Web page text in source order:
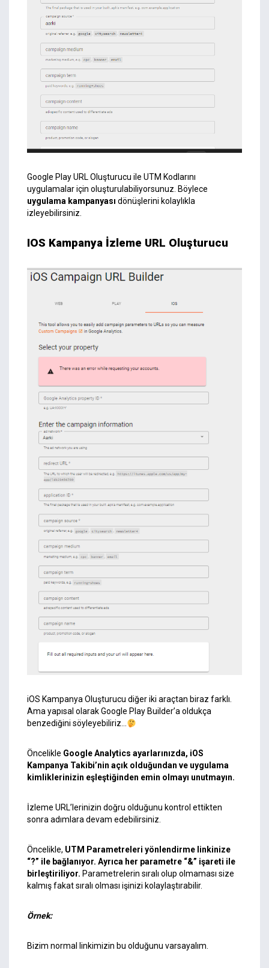
Google Play URL Oluşturucu ile UTM Kodlarını
uygulamalar için oluşturulabiliyorsunuz. Böylece
uygulama kampanyası dönüşlerini kolaylıkla
izleyebilirsiniz.
IOS Kampanya İzleme URL Oluşturucu
iOS Kampanya Oluşturucu diğer iki araçtan biraz farklı.
Ama yapısal olarak Google Play Builder’a oldukça
benzediğini söyleyebiliriz…
Öncelikle Google Analytics ayarlarınızda, iOS
Kampanya Takibi’nin açık olduğundan ve uygulama
kimliklerinizin eşleştiğinden emin olmayı unutmayın.
İzleme URL’lerinizin doğru olduğunu kontrol ettikten
sonra adımlara devam edebilirsiniz.
Öncelikle, UTM Parametreleri yönlendirme linkinize
“?” ile bağlanıyor. Ayrıca her parametre “&” işareti ile
birleştiriliyor. Parametrelerin sıralı olup olmaması size
kalmış fakat sıralı olması işinizi kolaylaştırabilir.
Örnek:
Bizim normal linkimizin bu olduğunu varsayalım.